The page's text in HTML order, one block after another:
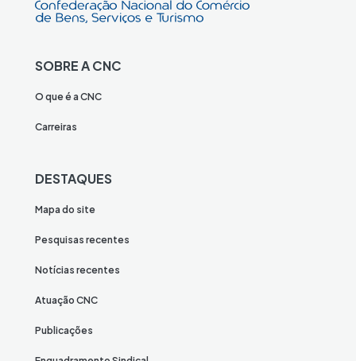
SOBRE A CNC
O que é a CNC
Carreiras
DESTAQUES
Mapa do site
Pesquisas recentes
Notícias recentes
Atuação CNC
Publicações